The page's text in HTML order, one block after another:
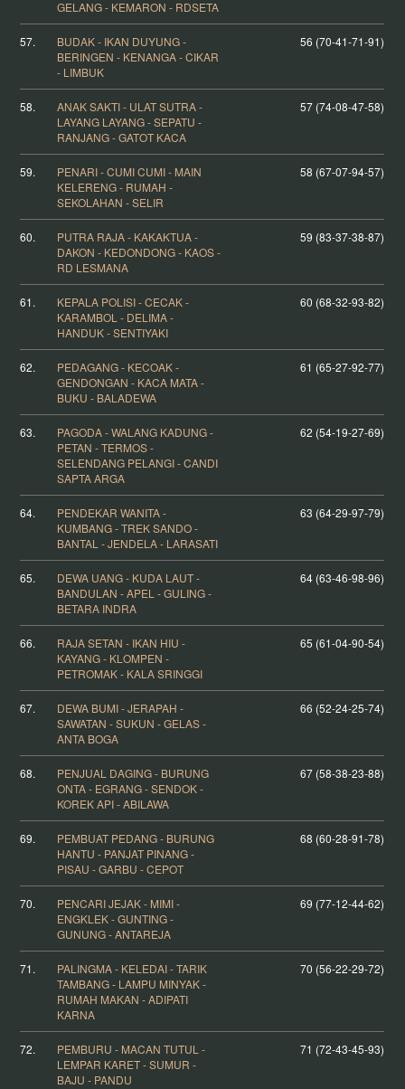
GELANG - KEMARON - RDSETA
57.
BUDAK - IKAN DUYUNG -
BERINGEN - KENANGA - CIKAR
- LIMBUK
56 (70-41-71-91)
58.
ANAK SAKTI - ULAT SUTRA -
LAYANG LAYANG - SEPATU -
RANJANG - GATOT KACA
57 (74-08-47-58)
59.
PENARI - CUMI CUMI - MAIN
KELERENG - RUMAH -
SEKOLAHAN - SELIR
58 (67-07-94-57)
60.
PUTRA RAJA - KAKAKTUA -
DAKON - KEDONDONG - KAOS -
RD LESMANA
59 (83-37-38-87)
61.
KEPALA POLISI - CECAK -
KARAMBOL - DELIMA -
HANDUK - SENTIYAKI
60 (68-32-93-82)
62.
PEDAGANG - KECOAK -
GENDONGAN - KACA MATA -
BUKU - BALADEWA
61 (65-27-92-77)
63.
PAGODA - WALANG KADUNG -
PETAN - TERMOS -
SELENDANG PELANGI - CANDI
SAPTA ARGA
62 (54-19-27-69)
64.
PENDEKAR WANITA -
KUMBANG - TREK SANDO -
BANTAL - JENDELA - LARASATI
63 (64-29-97-79)
65.
DEWA UANG - KUDA LAUT -
BANDULAN - APEL - GULING -
BETARA INDRA
64 (63-46-98-96)
66.
RAJA SETAN - IKAN HIU -
KAYANG - KLOMPEN -
PETROMAK - KALA SRINGGI
65 (61-04-90-54)
67.
DEWA BUMI - JERAPAH -
SAWATAN - SUKUN - GELAS -
ANTA BOGA
66 (52-24-25-74)
68.
PENJUAL DAGING - BURUNG
ONTA - EGRANG - SENDOK -
KOREK API - ABILAWA
67 (58-38-23-88)
69.
PEMBUAT PEDANG - BURUNG
HANTU - PANJAT PINANG -
PISAU - GARBU - CEPOT
68 (60-28-91-78)
70.
PENCARI JEJAK - MIMI -
ENGKLEK - GUNTING -
GUNUNG - ANTAREJA
69 (77-12-44-62)
71.
PALINGMA - KELEDAI - TARIK
TAMBANG - LAMPU MINYAK -
RUMAH MAKAN - ADIPATI
KARNA
70 (56-22-29-72)
72.
PEMBURU - MACAN TUTUL -
LEMPAR KARET - SUMUR -
BAJU - PANDU
71 (72-43-45-93)